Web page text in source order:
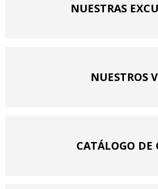
NUESTRAS
NUESTROS
CATÁLOGO DE